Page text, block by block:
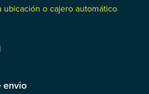
ubicación o cajero automático
envio